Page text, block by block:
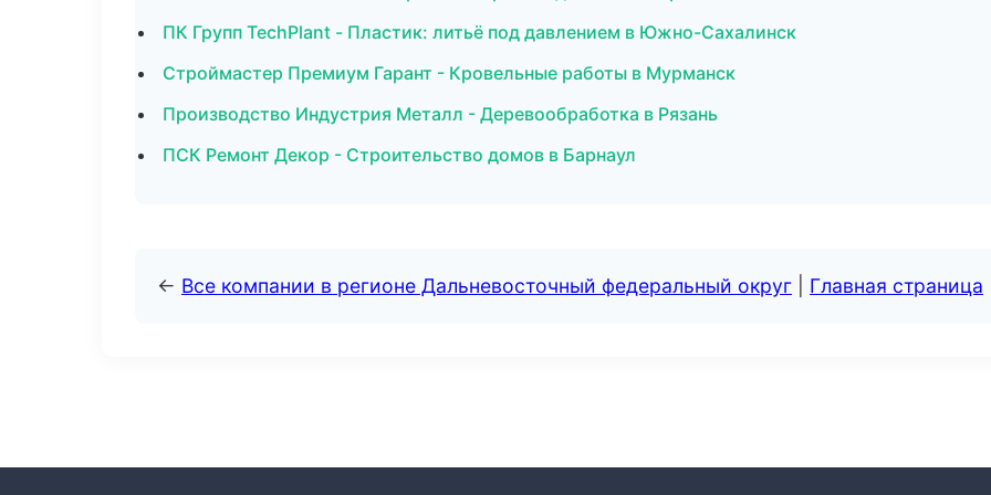
ПК Групп TechPlant - Пластик: литьё под давлением в Южно-Сахалинск
Строймастер Премиум Гарант - Кровельные работы в Мурманск
Производство Индустрия Металл - Деревообработка в Рязань
ПСК Ремонт Декор - Строительство домов в Барнаул
← Все компании в регионе Дальневосточный федеральный округ Главная страница